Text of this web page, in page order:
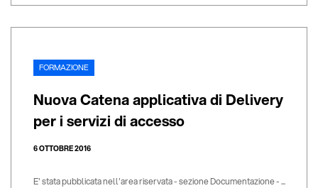
FORMAZIONE
Nuova Catena applicativa di Delivery
per i servizi di accesso
6 OTTOBRE 2016
E' stata pubblicata nell'area riservata - sezione Documentazione - ...